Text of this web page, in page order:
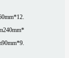
240mm*
90mm*9.